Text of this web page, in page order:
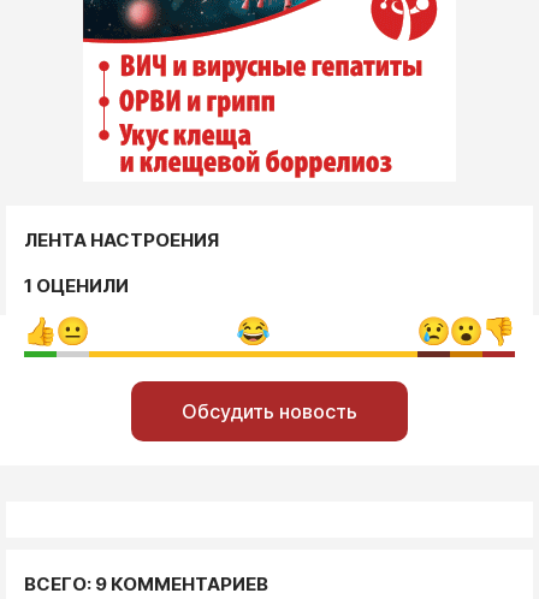
ЛЕНТА НАСТРОЕНИЯ
1 ОЦЕНИЛИ
Обсудить новость
ВСЕГО: 9 КОММЕНТАРИЕВ